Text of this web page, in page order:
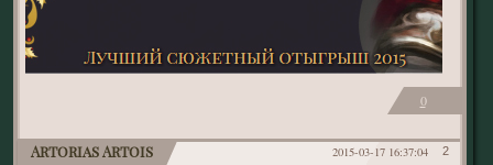
0
2
2015-03-17 16:37:04
Artorias Artois